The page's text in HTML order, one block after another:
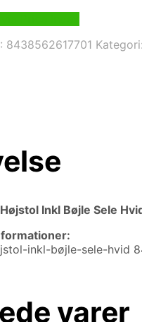
8438562617701 Kategori:
Inkl Bøjle Sele
inkl-bøjle-sele-hvid
varer